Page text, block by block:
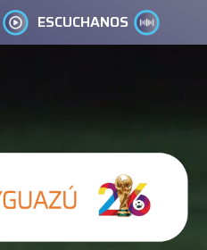
ESCUCHANOS